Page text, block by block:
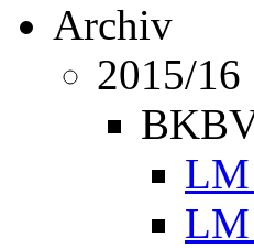
Archiv
2015/16
LM
LM